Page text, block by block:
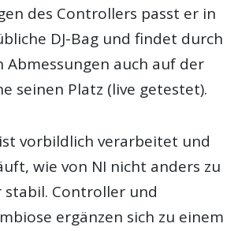
des Controllers passt er in
DJ-Bag und findet durch
Abmessungen auch auf der
seinen Platz (live getestet).
vorbildlich verarbeitet und
wie von NI nicht anders zu
Controller und
ergänzen sich zu einem